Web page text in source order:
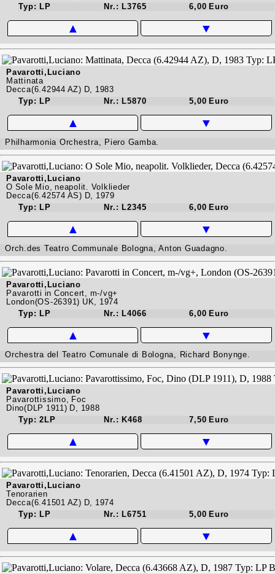
Typ: LP
Nr.: L3765 6,00 Euro
▲ ▼
Pavarotti,Luciano
Mattinata
Decca(6.42944 AZ) D, 1983
Typ: LP
Nr.: L5870 5,00 Euro
▲ ▼
Philharmonia Orchestra, Piero Gamba.
Pavarotti,Luciano
O Sole Mio, neapolit. Volklieder
Decca(6.42574 AS) D, 1979
Typ: LP
Nr.: L2345 6,00 Euro
▲ ▼
Orch.des Teatro Communale Bologna, Anton Guadagno.
Pavarotti,Luciano
Pavarotti in Concert, m-/vg+
London(OS-26391) UK, 1974
Typ: LP
Nr.: L4066 6,00 Euro
▲ ▼
Orchestra del Teatro Comunale di Bologna, Richard Bonynge.
Pavarotti,Luciano
Pavarottissimo, Foc
Dino(DLP 1911) D, 1988
Typ: 2LP
Nr.: K468 7,50 Euro
▲ ▼
Pavarotti,Luciano
Tenorarien
Decca(6.41501 AZ) D, 1974
Typ: LP
Nr.: L6751 5,00 Euro
▲ ▼